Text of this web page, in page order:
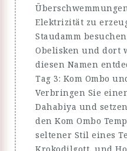
Elektrizität zu
Staudamm
Obelisken und dort
diesen Namen
Tag 3: Kom Ombo
Verbringen Sie
Dahabiya und
den Kom Ombo
seltener Stil eines